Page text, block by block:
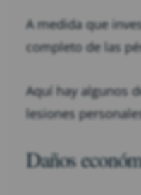
A medida que
completo de las
Aquí hay algunos
lesiones
Daños